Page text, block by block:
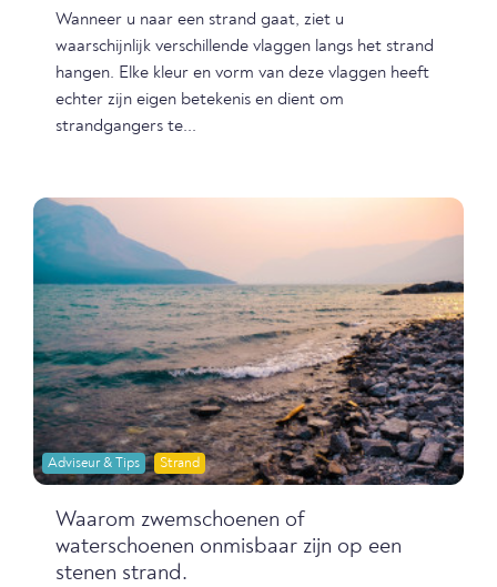
Wanneer u naar een strand gaat, ziet u
waarschijnlijk verschillende vlaggen langs het strand
hangen. Elke kleur en vorm van deze vlaggen heeft
echter zijn eigen betekenis en dient om
strandgangers te...
Adviseur & Tips Strand
Waarom zwemschoenen of
waterschoenen onmisbaar zijn op een
stenen strand.